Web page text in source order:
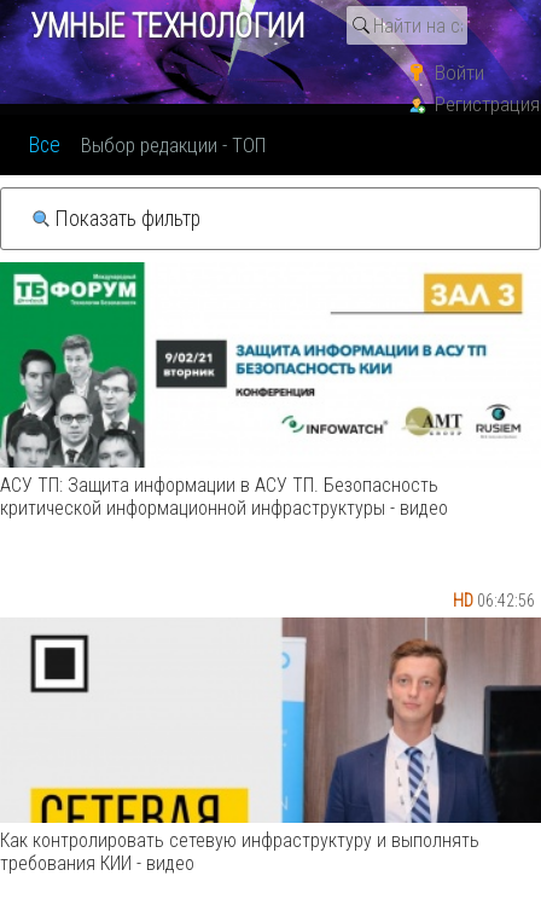
УМНЫЕ ТЕХНОЛОГИИ
Войти
Регистрация
Подписаться
Защита информации в АСУ ТП и КИИ - всё
видео
Все Выбор редакции - ТОП
Показать фильтр
HD 06:42:56
АСУ ТП: Защита информации в АСУ ТП. Безопасность
критической информационной инфраструктуры - видео
Как контролировать сетевую инфраструктуру и выполнять
требования КИИ - видео